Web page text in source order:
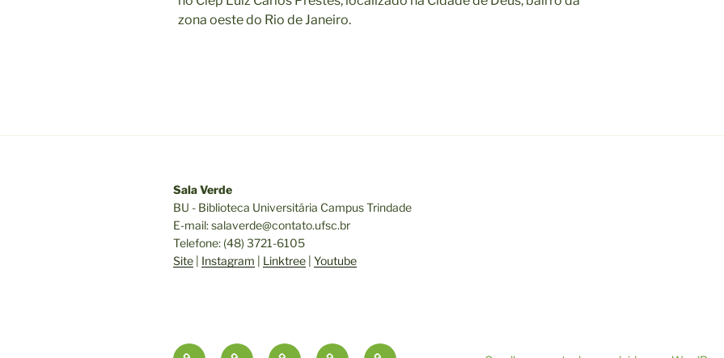
zona oeste do Rio de Janeiro.
Sala Verde
BU - Biblioteca Universitária Campus Trindade
E-mail: salaverde@contato.ufsc.br
Telefone: (48) 3721-6105
Site
Instagram Linktree Youtube
Início Nosso ExposiçõesExposiçõesExposições